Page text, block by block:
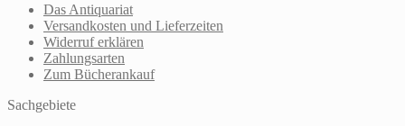
Das Antiquariat
Versandkosten und Lieferzeiten
Widerruf erklären
Zahlungsarten
Zum Bücherankauf
Sachgebiete